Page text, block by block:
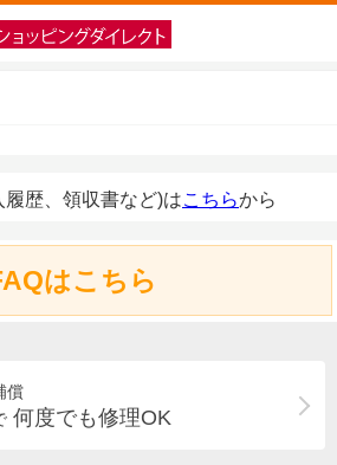
歴、領収書など)はこちらから
はこちら
償
何度でも修理OK